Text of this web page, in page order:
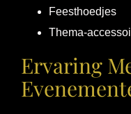
Feesthoedjes
Thema-
Ervaring